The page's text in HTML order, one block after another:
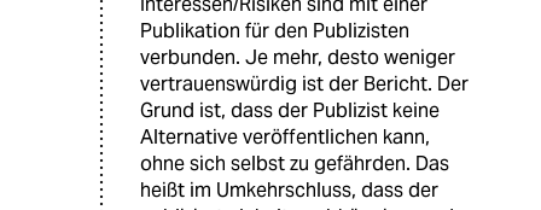
Publikation für den Publizisten
verbunden. Je mehr, desto weniger
vertrauenswürdig ist der Bericht. Der
Grund ist, dass der Publizist keine
Alternative veröffentlichen kann,
ohne sich selbst zu gefährden. Das
heißt im Umkehrschluss, dass der